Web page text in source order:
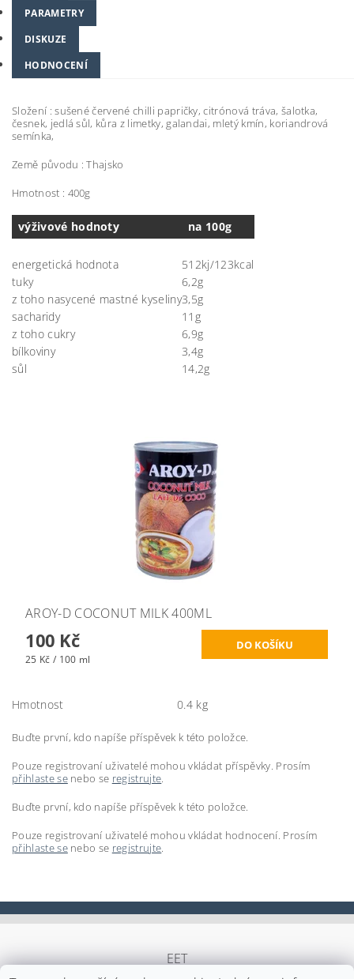
PARAMETRY
DISKUZE
HODNOCENÍ
Složení : sušené červené chilli papričky, citrónová tráva, šalotka,
česnek, jedlá sůl, kůra z limetky, galandai, mletý kmín, koriandrová
semínka,
Země původu : Thajsko
Hmotnost : 400g
výživové hodnoty na 100g
energetická hodnota
512kj/123kcal
tuky
6,2g
z toho nasycené mastné kyseliny3,5g
sacharidy
11g
z toho cukry
6,9g
bílkoviny
3,4g
sůl
14,2g
AROY-D COCONUT MILK 400ML
100 Kč
25 Kč / 100 ml
Hmotnost 0.4 kg
Buďte první, kdo napíše příspěvek k této položce.
Pouze registrovaní uživatelé mohou vkládat příspěvky. Prosím
přihlaste senebo se registrujte.
Buďte první, kdo napíše příspěvek k této položce.
Pouze registrovaní uživatelé mohou vkládat hodnocení. Prosím
přihlaste senebo se registrujte.
EET